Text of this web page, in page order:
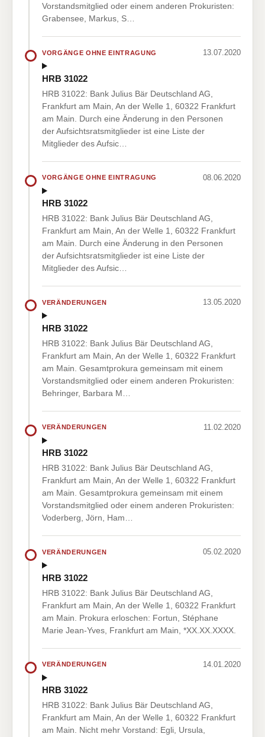
Vorstandsmitglied oder einem anderen Prokuristen:
Grabensee, Markus, S…
VORGÄNGE OHNE EINTRAGUNG 13.07.2020
HRB 31022
HRB 31022: Bank Julius Bär Deutschland AG,
Frankfurt am Main, An der Welle 1, 60322 Frankfurt
am Main. Durch eine Änderung in den Personen
der Aufsichtsratsmitglieder ist eine Liste der
Mitglieder des Aufsic…
VORGÄNGE OHNE EINTRAGUNG 08.06.2020
HRB 31022
HRB 31022: Bank Julius Bär Deutschland AG,
Frankfurt am Main, An der Welle 1, 60322 Frankfurt
am Main. Durch eine Änderung in den Personen
der Aufsichtsratsmitglieder ist eine Liste der
Mitglieder des Aufsic…
VERÄNDERUNGEN 13.05.2020
HRB 31022
HRB 31022: Bank Julius Bär Deutschland AG,
Frankfurt am Main, An der Welle 1, 60322 Frankfurt
am Main. Gesamtprokura gemeinsam mit einem
Vorstandsmitglied oder einem anderen Prokuristen:
Behringer, Barbara M…
VERÄNDERUNGEN 11.02.2020
HRB 31022
HRB 31022: Bank Julius Bär Deutschland AG,
Frankfurt am Main, An der Welle 1, 60322 Frankfurt
am Main. Gesamtprokura gemeinsam mit einem
Vorstandsmitglied oder einem anderen Prokuristen:
Voderberg, Jörn, Ham…
VERÄNDERUNGEN 05.02.2020
HRB 31022
HRB 31022: Bank Julius Bär Deutschland AG,
Frankfurt am Main, An der Welle 1, 60322 Frankfurt
am Main. Prokura erloschen: Fortun, Stéphane
Marie Jean-Yves, Frankfurt am Main, *XX.XX.XXXX.
VERÄNDERUNGEN 14.01.2020
HRB 31022
HRB 31022: Bank Julius Bär Deutschland AG,
Frankfurt am Main, An der Welle 1, 60322 Frankfurt
am Main. Nicht mehr Vorstand: Egli, Ursula,